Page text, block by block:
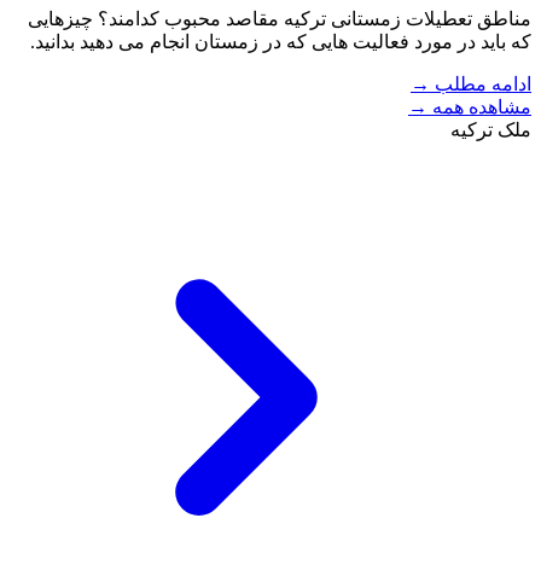
مناطق تعطیلات زمستانی ترکیه مقاصد محبوب کدامند؟ چیزهایی
که باید در مورد فعالیت هایی که در زمستان انجام می دهید بدانید.
ادامه مطلب →
مشاهده همه →
ملک ترکیه